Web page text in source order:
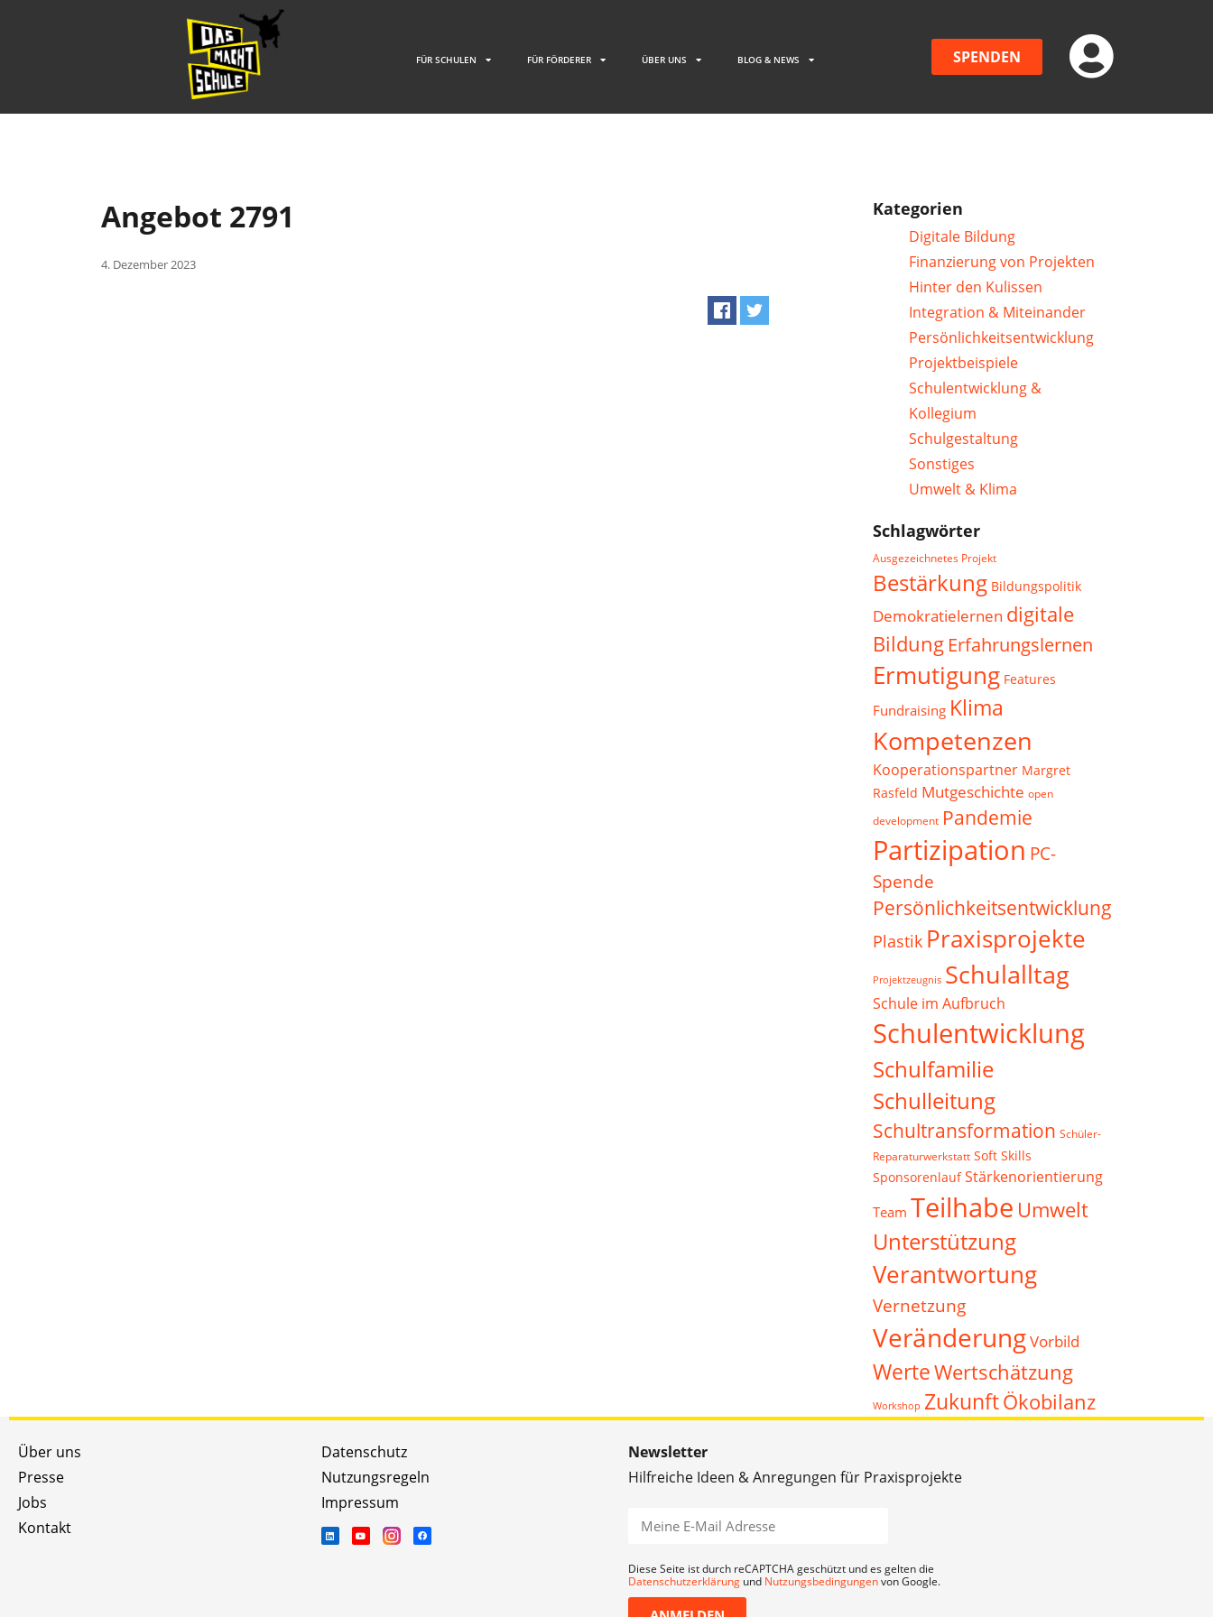
FÜR SCHULEN FÜR FÖRDERER ÜBER UNS BLOG & NEWS SPENDEN
Angebot 2791
4. Dezember 2023
Kategorien
Digitale Bildung
Finanzierung von Projekten
Hinter den Kulissen
Integration & Miteinander
Persönlichkeitsentwicklung
Projektbeispiele
Schulentwicklung &
Kollegium
Schulgestaltung
Sonstiges
Umwelt & Klima
Schlagwörter
Ausgezeichnetes Projekt
Bestärkung Bildungspolitik
Demokratielernen digitale
Bildung Erfahrungslernen
Ermutigung Features
Fundraising Klima
Kompetenzen
Kooperationspartner Margret
Rasfeld Mutgeschichte open
development Pandemie
Partizipation PC-
Spende
Persönlichkeitsentwicklung
Plastik Praxisprojekte
Projektzeugnis Schulalltag
Schule im Aufbruch
Schulentwicklung
Schulfamilie
Schulleitung
Schultransformation Schüler-
Reparaturwerkstatt Soft Skills
Sponsorenlauf Stärkenorientierung
Team Teilhabe Umwelt
Unterstützung
Verantwortung
Vernetzung
VeränderungVorbild
WerteWertschätzung
Workshop ZukunftÖkobilanz
Über uns
Presse
Jobs
Kontakt
Datenschutz
Nutzungsregeln
Impressum
Newsletter
Hilfreiche Ideen & Anregungen für Praxisprojekte
Diese Seite ist durch reCAPTCHA geschützt und es gelten die
Datenschutzerklärung und Nutzungsbedingungenvon Google.